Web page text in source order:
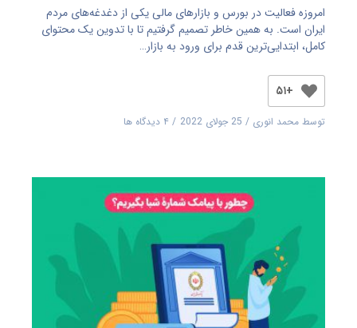
امروزه فعالیت در بورس و بازارهای مالی یکی از دغدغه‌های مردم
ایران است. به همین خاطر تصمیم گرفتیم تا با تدوین یک محتوای
کامل، ابتدایی‌ترین قدم برای ورود به بازار…
+۵۱
توسط محمد انوری 25 جولای 2022 ۴ دیدگاه ها